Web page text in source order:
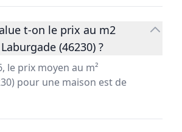
t-on le prix au m2
(46230) ?
le prix moyen au m²
pour une maison est de